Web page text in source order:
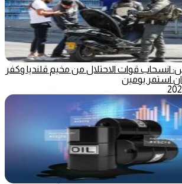
انسحاب قوات الاحتلال من مخيم قلنديا وكفر
استمر يومين